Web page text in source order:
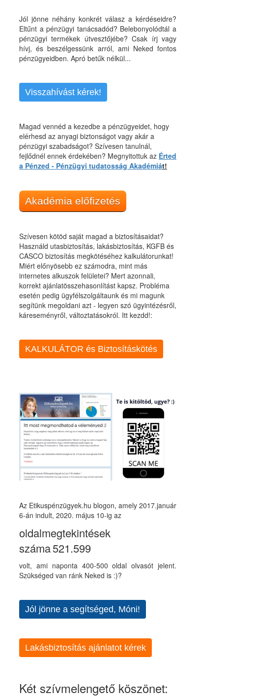
Jól jönne néhány konkrét válasz a kérdéseidre?
Eltűnt a pénzügyi tanácsadód? Belebonyolódtál a
pénzügyi termékek útvesztőjébe? Csak írj vagy
hívj, és beszélgessünk arról, ami Neked fontos
pénzügyeidben. Apró betűk nélkül...
Visszahívást kérek!
Magad vennéd a kezedbe a pénzügyeidet, hogy
elérhesd az anyagi biztonságot vagy akár a
pénzügyi szabadságot? Szívesen tanulnál,
fejlődnél ennek érdekében? Megnyitottuk az Érted
a Pénzed - Pénzügyi tudatosság Akadémiát!
Akadémia előfizetés
Szívesen kötöd saját magad a biztosításaidat?
Használd utasbiztosítás, lakásbiztosítás, KGFB és
CASCO biztosítás megkötéséhez kalkulátorunkat!
Miért előnyösebb ez számodra, mint más
internetes alkuszok felületei? Mert azonnali,
korrekt ajánlatösszehasonlítást kapsz. Probléma
esetén pedig ügyfélszolgáltaunk és mi magunk
segítünk megoldani azt - legyen szó ügyintézésről,
káreseményről, változtatásokról. Itt kezdd!:
KALKULÁTOR és Biztosításkötés
Az Etikuspénzügyek.hu blogon, amely 2017.január
6-án indult, 2020. május 10-ig az
oldalmegtekintések
száma521.599
volt, ami naponta 400-500 oldal olvasót jelent.
Szükséged van ránk Neked is :)?
Jól jönne a segítséged, Móni!
Lakásbiztosítás ajánlatot kérek
Két szívmelengető köszönet: